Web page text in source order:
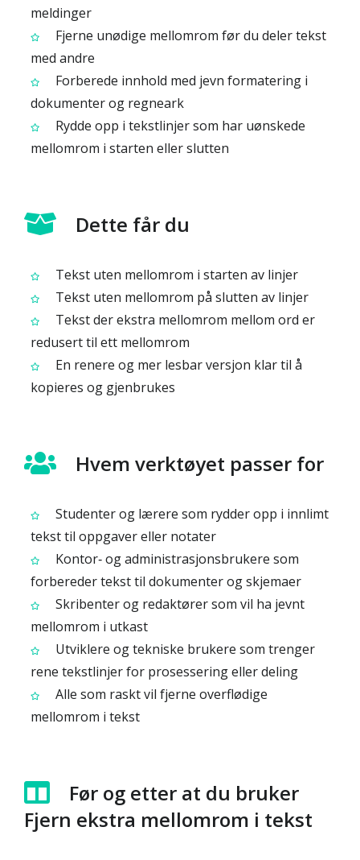
meldinger
Fjerne unødige mellomrom før du deler tekst
med andre
Forberede innhold med jevn formatering i
dokumenter og regneark
Rydde opp i tekstlinjer som har uønskede
mellomrom i starten eller slutten
Dette får du
Tekst uten mellomrom i starten av linjer
Tekst uten mellomrom på slutten av linjer
Tekst der ekstra mellomrom mellom ord er
redusert til ett mellomrom
En renere og mer lesbar versjon klar til å
kopieres og gjenbrukes
Hvem verktøyet passer for
Studenter og lærere som rydder opp i innlimt
tekst til oppgaver eller notater
Kontor‑ og administrasjonsbrukere som
forbereder tekst til dokumenter og skjemaer
Skribenter og redaktører som vil ha jevnt
mellomrom i utkast
Utviklere og tekniske brukere som trenger
rene tekstlinjer for prosessering eller deling
Alle som raskt vil fjerne overflødige
mellomrom i tekst
Før og etter at du bruker
Fjern ekstra mellomrom i tekst